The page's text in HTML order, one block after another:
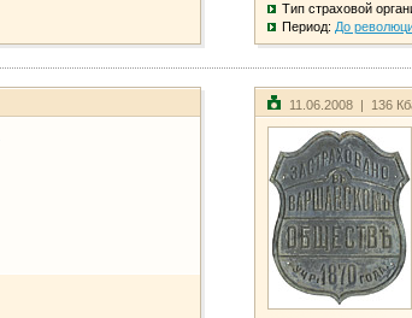
Тип страховой
Период: До
11.06.2008 | 136